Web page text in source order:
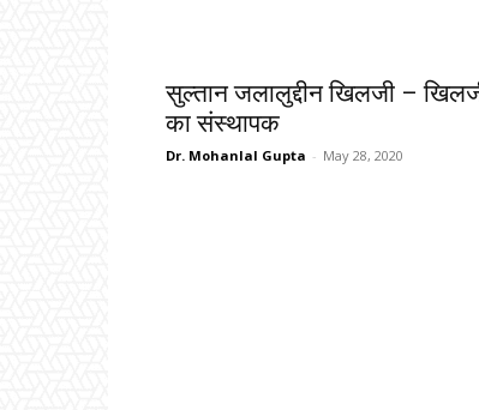
सुल्तान जलालुद्दीन खिलजी –
का संस्थापक
Dr. Mohanlal Gupta - May 28, 2020